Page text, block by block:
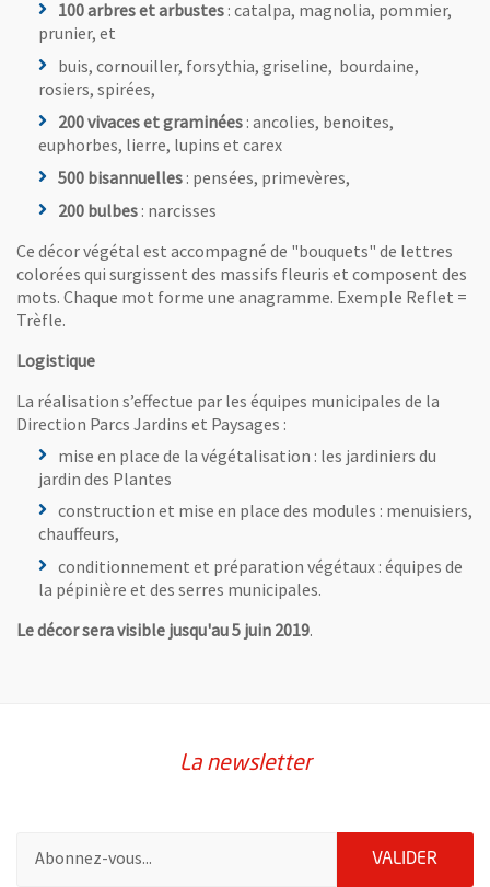
100 arbres et arbustes : catalpa, magnolia, pommier,
prunier, et
buis, cornouiller, forsythia, griseline, bourdaine,
rosiers, spirées,
200 vivaces et graminées : ancolies, benoites,
euphorbes, lierre, lupins et carex
500 bisannuelles : pensées, primevères,
200 bulbes : narcisses
Ce décor végétal est accompagné de "bouquets" de lettres
colorées qui surgissent des massifs fleuris et composent des
mots. Chaque mot forme une anagramme. Exemple Reflet =
Trèfle.
Logistique
La réalisation s’effectue par les équipes municipales de la
Direction Parcs Jardins et Paysages :
mise en place de la végétalisation : les jardiniers du
jardin des Plantes
construction et mise en place des modules : menuisiers,
chauffeurs,
conditionnement et préparation végétaux : équipes de
la pépinière et des serres municipales.
Le décor sera visible jusqu'au 5 juin 2019.
La newsletter
VALIDER